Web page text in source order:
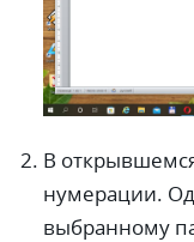
В
нумерации.
выбранному